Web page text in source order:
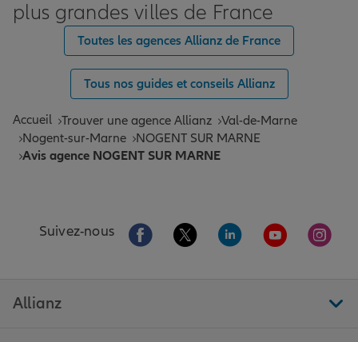
plus grandes villes de France
Toutes les agences Allianz de France
Tous nos guides et conseils Allianz
Accueil Trouver une agence Allianz Val-de-Marne
Nogent-sur-Marne
NOGENT SUR MARNE
Avis agence NOGENT SUR MARNE
Suivez-nous Aller sur la page Facebook de Allianz
Aller sur la page Twitter de
Aller sur la page
Aller sur la
Aller
Allianz